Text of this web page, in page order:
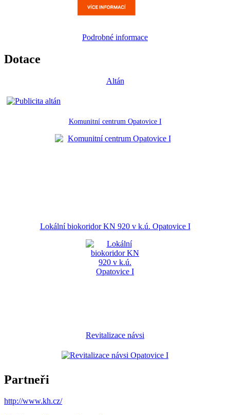
Podrobné informace
Dotace
Altán
Komunitní centrum Opatovice I
Lokální biokoridor KN 920 v k.ú. Opatovice I
Revitalizace návsi
Partneři
http://www.kh.cz/